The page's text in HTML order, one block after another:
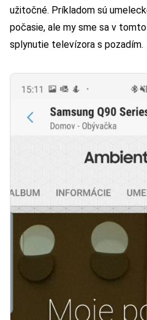
užitočné. Príkladom sú
počasie, ale my sme sa v
splynutie televízora s pozadím.